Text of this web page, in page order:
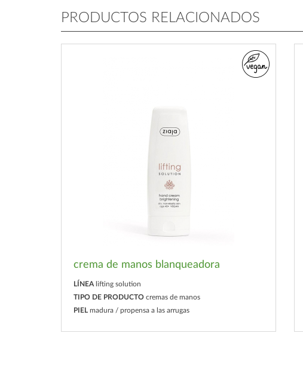
PRODUCTOS RELACIONADOS
crema de manos blanqueadora
LÍNEA lifting solution
TIPO DE PRODUCTO cremas de manos
PIEL madura / propensa a las arrugas